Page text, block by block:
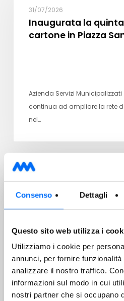
Consenso Dettagli
Questo sito web utilizza i
Utilizziamo i cookie per
annunci, per fornire
analizzare il nostro traffico.
informazioni sul modo in cui
nostri partner che si occupano
31/07/2026
Inaugurata la
cartone in Piazza
Azienda Servizi Municipalizzati
continua ad ampliare la rete
nel…
Gentile Cliente, Ti ricordiamo
appuntamento per la